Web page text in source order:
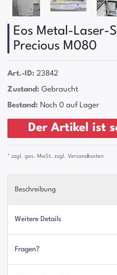
Eos Metal-Laser-
Precious M080
Art.-ID: 23842
Zustand: Gebraucht
Bestand: Noch 0 auf Lager
Der Artikel ist
* zzgl. ges. MwSt. zzgl. Versandkosten
Beschreibung
Weitere Details
Fragen?